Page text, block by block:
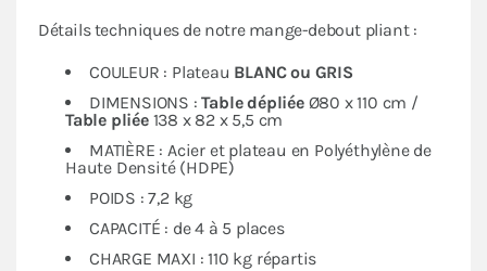
Détails techniques de notre mange-debout pliant :
COULEUR : Plateau BLANC ou GRIS
DIMENSIONS :Table dépliéeØ80 x 110 cm /
Table pliée138 x 82 x 5,5 cm
MATIÈRE : Acier et plateau en Polyéthylène de
Haute Densité (HDPE)
POIDS : 7,2 kg
CAPACITÉ : de 4 à 5 places
CHARGE MAXI : 110 kg répartis